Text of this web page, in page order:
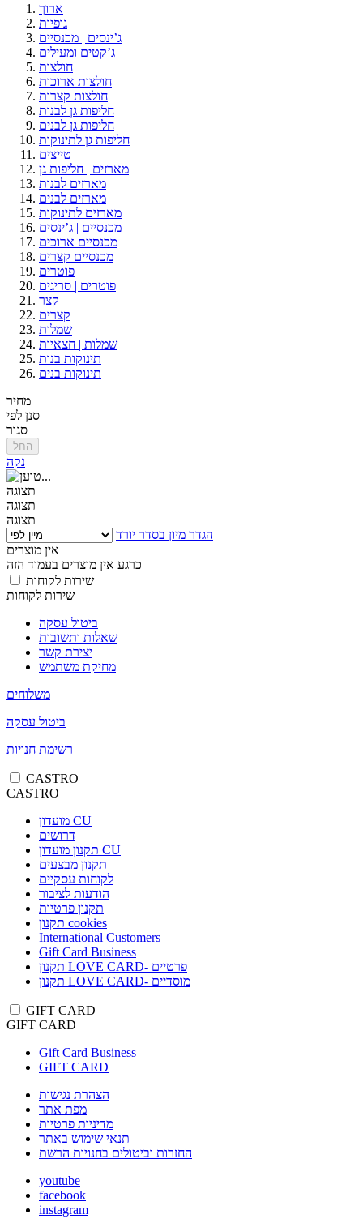
ארוך
גופיות
ג’ינסים | מכנסיים
ג’קטים ומעילים
חולצות
חולצות ארוכות
חולצות קצרות
חליפות גן לבנות
חליפות גן לבנים
חליפות גן לתינוקות
טייצים
מארזים | חליפות גן
מארזים לבנות
מארזים לבנים
מארזים לתינוקות
מכנסיים | ג’ינסים
מכנסיים ארוכים
מכנסיים קצרים
פוטרים
פוטרים | סריגים
קצר
קצרים
שמלות
שמלות | חצאיות
תינוקות בנות
תינוקות בנים
מחיר
סנן לפי
סגור
החל
נקה
תצוגה
תצוגה
תצוגה
הגדר מיון בסדר יורד
אין מוצרים
כרגע אין מוצרים בעמוד הזה
שירות לקוחות
שירות לקוחות
ביטול עסקה
שאלות ותשובות
יצירת קשר
מחיקת משתמש
משלוחים
ביטול עסקה
רשימת חנויות
CASTRO
CASTRO
מועדון CU
דרושים
תקנון מועדון CU
תקנון מבצעים
לקוחות עסקיים
הודעות לציבור
תקנון פרטיות
תקנון cookies
International Customers
Gift Card Business
תקנון LOVE CARD- פרטיים
תקנון LOVE CARD- מוסדיים
GIFT CARD
GIFT CARD
Gift Card Business
GIFT CARD
הצהרת נגישות
מפת אתר
מדיניות פרטיות
תנאי שימוש באתר
החזרות וביטולים בחנויות הרשת
youtube
facebook
instagram